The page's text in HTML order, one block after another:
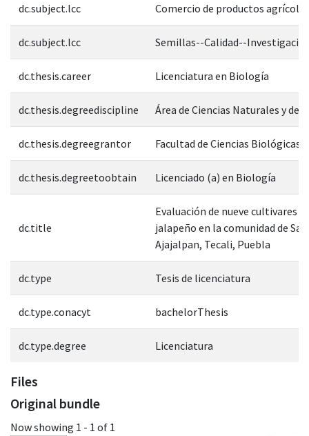
dc.subject.lcc Comercio de productos agrícolas
dc.subject.lcc Semillas--Calidad--
dc.thesis.career Licenciatura en Biología
dc.thesis.degreediscipline Área de Ciencias Naturales y de
dc.thesis.degreegrantor Facultad de Ciencias Biológicas
dc.thesis.degreetoobtain Licenciado (a) en Biología
dc.title
Evaluación de nueve cultivares
jalapeño en la comunidad de
Ajajalpan, Tecali, Puebla
dc.type Tesis de licenciatura
dc.type.conacyt bachelorThesis
dc.type.degree Licenciatura
Files
Original bundle
Now showing 1 - 1 of 1